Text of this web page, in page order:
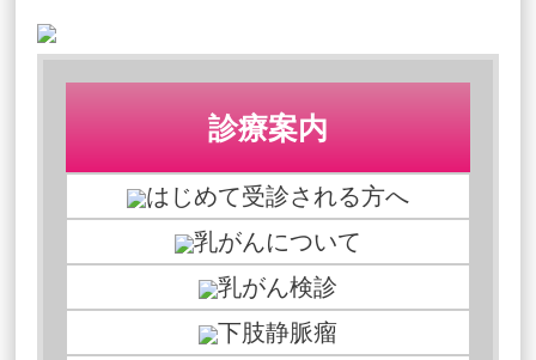
診療案内
はじめて受診される方へ
乳がんについて
乳がん検診
下肢静脈瘤